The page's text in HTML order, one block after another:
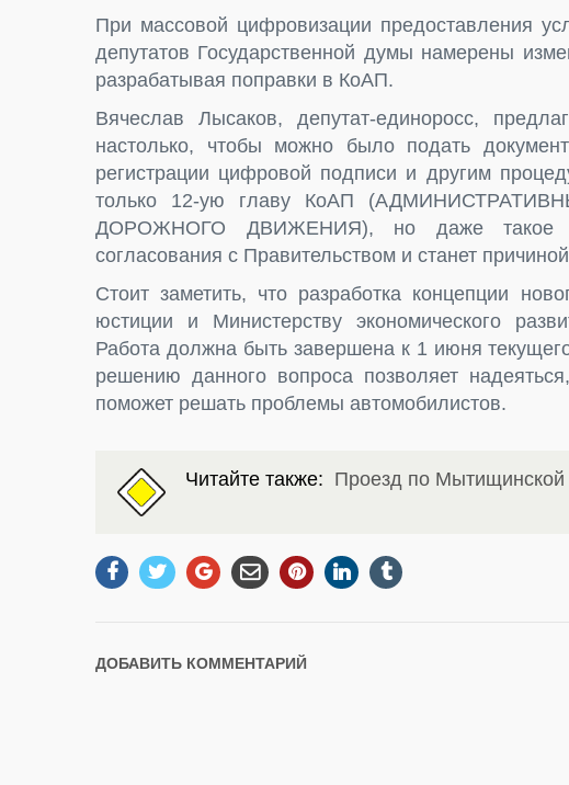
При массовой цифровизации предоставления
депутатов Государственной думы намерены
разрабатывая поправки в КоАП.
Вячеслав Лысаков, депутат-единоросс,
настолько, чтобы можно было подать
регистрации цифровой подписи и другим
только 12-ую главу КоАП
ДОРОЖНОГО ДВИЖЕНИЯ), но даже такое
согласования с Правительством и станет
Стоит заметить, что разработка концепции
юстиции и Министерству экономического
Работа должна быть завершена к 1 июня
решению данного вопроса позволяет
поможет решать проблемы автомобилистов.
Читайте также: Проезд по Мытищинской
ДОБАВИТЬ КОММЕНТАРИЙ